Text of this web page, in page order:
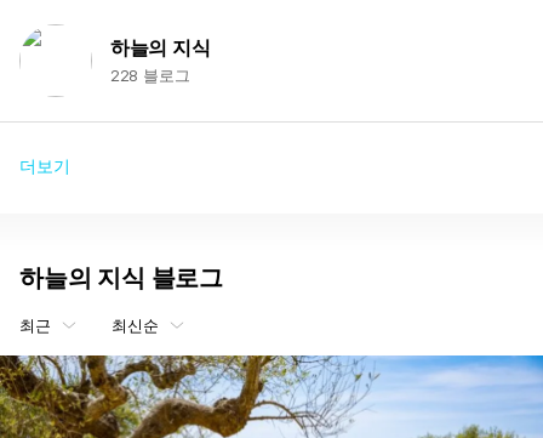
하늘의 지식
228 블로그
더보기
하늘의 지식 블로그
최근 최신순